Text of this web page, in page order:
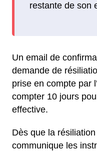
restante de son
Un email de
demande de
prise en compte par
compter 10 jours
effective.
Dès que la
communique les